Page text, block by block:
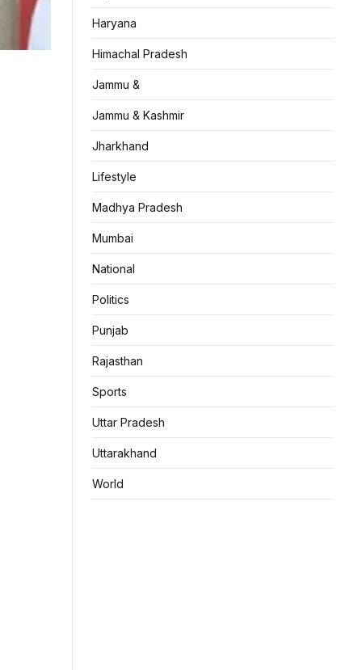
Haryana
Himachal Pradesh
Jammu &
Jammu & Kashmir
Jharkhand
Lifestyle
Madhya Pradesh
Mumbai
National
Politics
Punjab
Rajasthan
Sports
Uttar Pradesh
Uttarakhand
World